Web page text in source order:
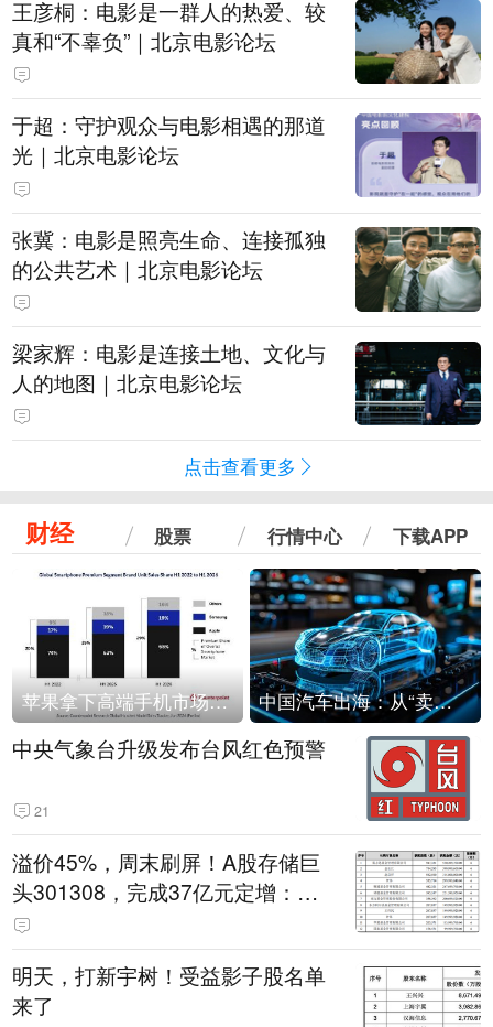
王彦桐：电影是一群人的热爱、较
真和“不辜负”｜北京电影论坛
于超：守护观众与电影相遇的那道
光｜北京电影论坛
张冀：电影是照亮生命、连接孤独
的公共艺术｜北京电影论坛
梁家辉：电影是连接土地、文化与
人的地图｜北京电影论坛
点击查看更多
财经 股票 行情中心 下载APP
苹果拿下高端手机市场65%的份额：iPhone 17系列功不可没 中国汽车出海：从“卖出去”到“走进去”
中央气象台升级发布台风红色预警
21
溢价45%，周末刷屏！A股存储巨
头301308，完成37亿元定增：现
价386.6元，定增价560元
明天，打新宇树！受益影子股名单
来了